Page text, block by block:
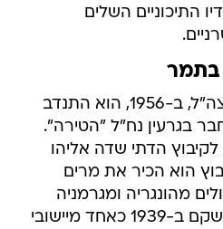
התיכוניים השלים
בתמר
כשהגיע זמנו להתגייס לצה"ל, ב-1956, הוא התנדב
בגרעין נח"ל "הטירה".
לקיבוץ הדתי שדה אליהו
הוא הכיר את מרים
מהונגריה ומגרמניה
שהיו בין מייסדי הקיבוץ, שקם ב-1939 כאחד מיישובי